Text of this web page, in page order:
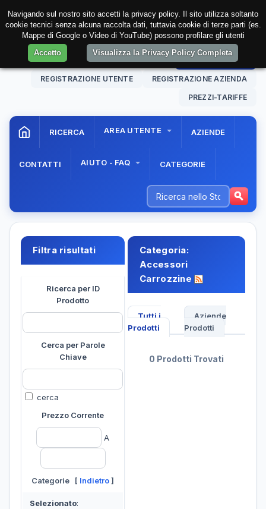
09 Aug. 202610:24:55 AREA RISERVATA
REGISTRAZIONE UTENTE REGISTRAZIONE AZIENDA
PREZZI-TARIFFE
RICERCA AREA UTENTE AZIENDE
CONTATTI AIUTO - FAQ CATEGORIE
Filtra risultati
Ricerca per ID
Prodotto
Cerca per Parole
Chiave
cerca
Prezzo Corrente
A
Categorie [ Indietro]
Selezionato:
Categoria:
Accessori
Carrozzine
Tutti i
Prodotti
Aziende
Prodotti
0 Prodotti Trovati
Navigando sul nostro sito accetti la privacy policy. Il sito utilizza soltanto
cookie tecnici senza alcuna raccolta dati, tuttavia cookie di terze parti (es.
Mappe di Google o Video di YouTube) possono profilare gli utenti
Accetto
Visualizza la Privacy Policy Completa